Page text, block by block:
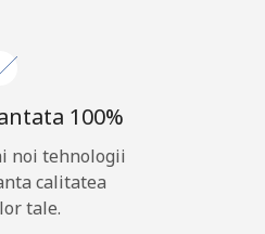
100%
noi tehnologii
calitatea
tale.